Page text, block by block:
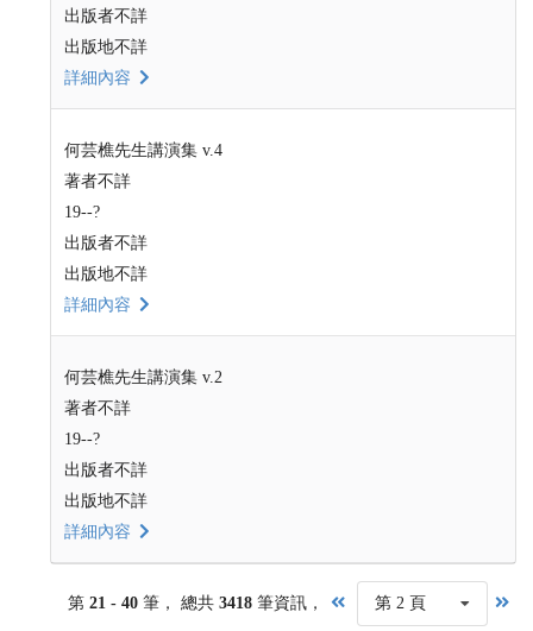
出版者不詳
出版地不詳
詳細內容
何芸樵先生講演集 v.4
著者不詳
19--?
出版者不詳
出版地不詳
詳細內容
何芸樵先生講演集 v.2
著者不詳
19--?
出版者不詳
出版地不詳
詳細內容
第 21 - 40 筆， 總共 3418筆資訊， 第 2 頁